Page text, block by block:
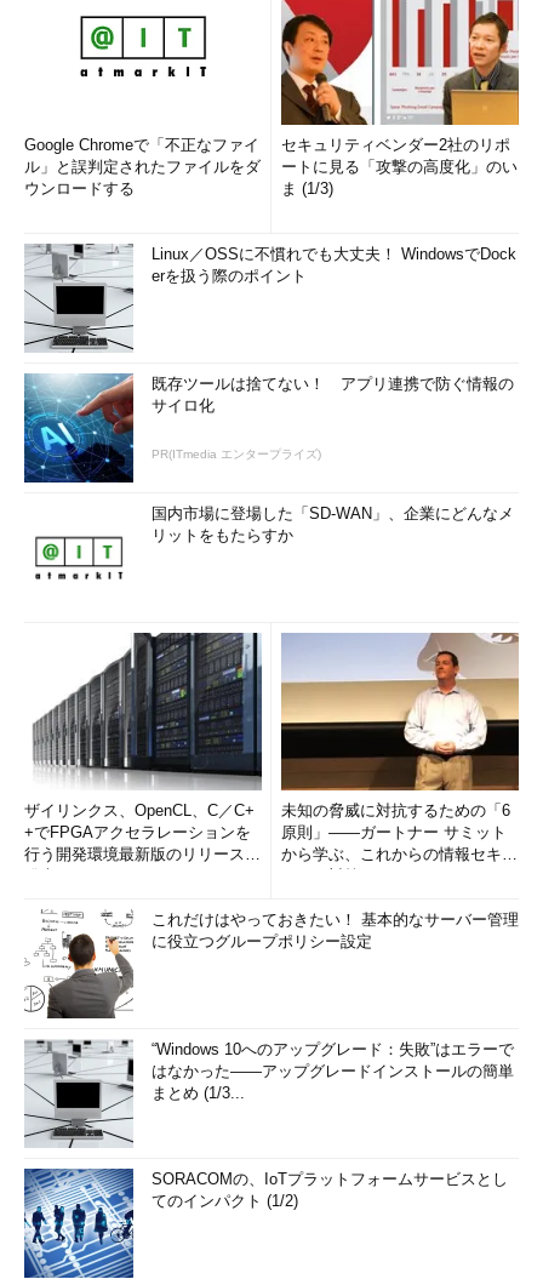
Google Chromeで「不正なファイ
ル」と誤判定されたファイルをダ
ウンロードする
セキュリティベンダー2社のリポ
ートに見る「攻撃の高度化」のい
ま (1/3)
Linux／OSSに不慣れでも大丈夫！ WindowsでDock
erを扱う際のポイント
既存ツールは捨てない！ アプリ連携で防ぐ情報の
サイロ化
PR(ITmedia エンタープライズ)
国内市場に登場した「SD-WAN」、企業にどんなメ
リットをもたらすか
ザイリンクス、OpenCL、C／C+
+でFPGAアクセラレーションを
行う開発環境最新版のリリースを
未知の脅威に対抗するための「6
原則」――ガートナー サミット
から学ぶ、これからの情報セキュ
これだけはやっておきたい！ 基本的なサーバー管理
に役立つグループポリシー設定
“Windows 10へのアップグレード：失敗”はエラーで
はなかった――アップグレードインストールの簡単
まとめ (1/3...
SORACOMの、IoTプラットフォームサービスとし
てのインパクト (1/2)